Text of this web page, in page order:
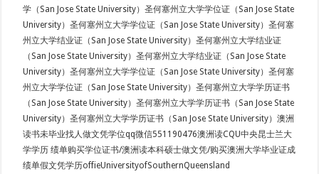
学（San Jose State University）圣何塞州立大学学位证（San Jose State
University）圣何塞州立大学学位证（San Jose State University）圣何塞
州立大学结业证（San Jose State University）圣何塞州立大学结业证
（San Jose State University）圣何塞州立大学结业证（San Jose State
University）圣何塞州立大学学位证（San Jose State University）圣何塞
州立大学学位证（San Jose State University）圣何塞州立大学学历证书
（San Jose State University）圣何塞州立大学学历证书（San Jose State
University）圣何塞州立大学学历证书（San Jose State University）澳洲
读书未毕业找人做文凭学位qq微信551190476澳洲读CQU中央昆士兰大
学学历 绩单购买学位证书/澳洲读本科硕士做文凭/购买澳洲大学毕业证成
绩单假文凭学历offieUniversityofSouthernQueensland